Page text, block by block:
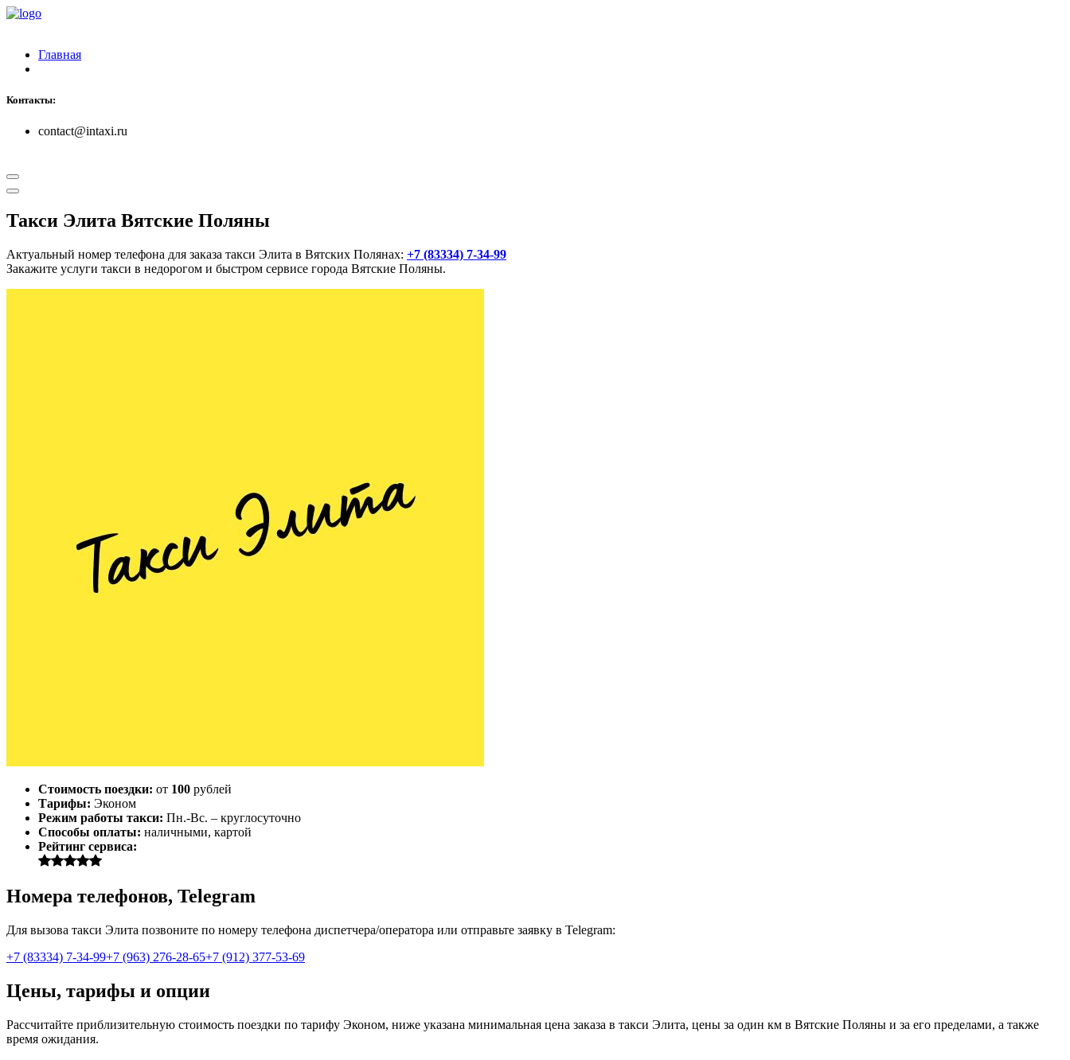
Главная
Контакты:
contact@intaxi.ru
Такси Элита Вятские Поляны
Актуальный номер телефона для заказа такси Элита в Вятских Полянах: +7 (83334) 7-34-99
Закажите услуги такси в недорогом и быстром сервисе города Вятские Поляны.
Стоимость поездки: от 100 рублей
Тарифы: Эконом
Режим работы такси: Пн.-Вс. – круглосуточно
Способы оплаты: наличными, картой
Рейтинг сервиса:
Номера телефонов, Telegram
Для вызова такси Элита позвоните по номеру телефона диспетчера/оператора или отправьте заявку в Telegram:
+7 (83334) 7-34-99+7 (963) 276-28-65+7 (912) 377-53-69
Цены, тарифы и опции
Рассчитайте приблизительную стоимость поездки по тарифу Эконом, ниже указана минимальная цена заказа в такси Элита, цены за один км в Вятские Поляны и за его пределами, а также
время ожидания.